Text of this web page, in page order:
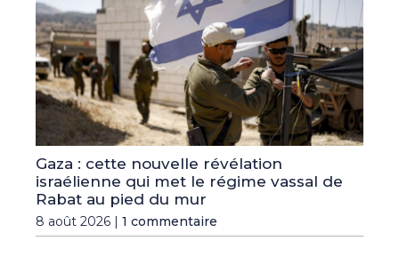
Gaza : cette nouvelle révélation
israélienne qui met le régime vassal de
Rabat au pied du mur
8 août 2026 | 1 commentaire